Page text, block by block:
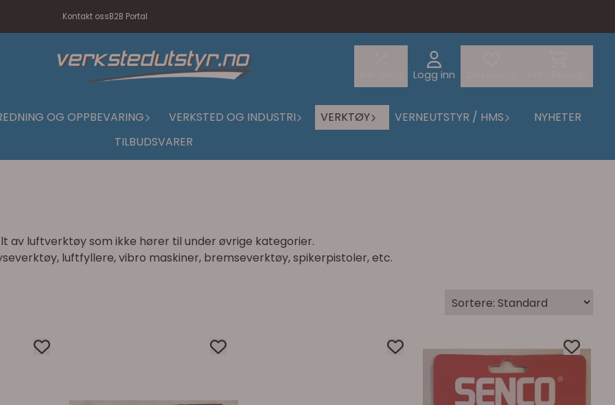
Kontakt ossB2B Portal
Logg inn
OG OPPBEVARING VERKSTED OG INDUSTRI VERKTØY VERNEUTSTYR / HMS
NYHETER
TILBUDSVARER
av luftverktøy som ikke hører til under øvrige kategorier.
luftfyllere, vibro maskiner, bremseverktøy, spikerpistoler, etc.